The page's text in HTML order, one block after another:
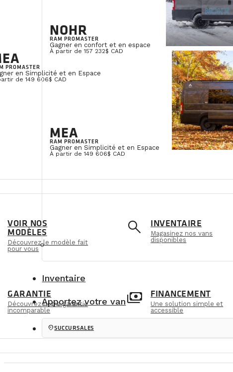
PROMASTER
en Simplicité et en Espace
de 149 606$ CAD
VOIR NOS
MODÈLES
Découvrez le modèle fait
pour vous
search INVENTAIRE
Magasinez nos vans
disponibles
GARANTIE
Découvrez notre garantie
incomparable
payments FINANCEMENT
Une solution simple et
accessible
NOHR
RAM PROMASTER
Gagner en confort et en espace
À partir de 157 232$ CAD
MEA
RAM PROMASTER
Gagner en Simplicité et en Espace
À partir de 149 606$ CAD
Inventaire
Apportez votre van
location_onSUCCURSALES